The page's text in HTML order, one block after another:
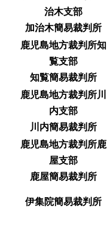
治木支部
加治木簡易裁判所
鹿児島地方裁判所知
覧支部
知覧簡易裁判所
鹿児島地方裁判所川
内支部
川内簡易裁判所
鹿児島地方裁判所鹿
屋支部
鹿屋簡易裁判所
伊集院簡易裁判所